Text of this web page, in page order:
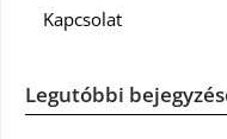
Kapcsolat
Legutóbbi